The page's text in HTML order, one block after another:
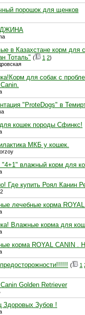
порошок для щенков
ДЖИНА
в Казахстане корм для
Тоталь" ( 1 2)
для собак с
"ProteDogs" в
кошек породы Сфинкс!
МКБ у кошек.
"4+1" влажный корм для
Где купить Роял Канин
лечебные корма
Влажные корма для
корма ROYAL CANIN .
( 1
Golden Retriever
Здоровых Зубов !